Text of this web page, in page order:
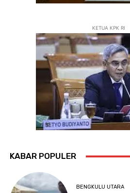
KETUA KPK RI
KABAR POPULER
BENGKULU UTARA